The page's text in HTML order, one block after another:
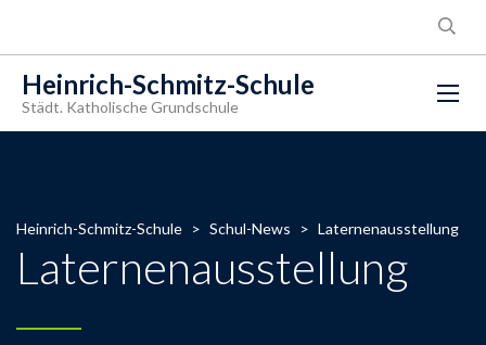
Heinrich-Schmitz-Schule
Städt. Katholische Grundschule
Heinrich-Schmitz-Schule > Schul-News > Laternenausstellung
Laternenausstellung